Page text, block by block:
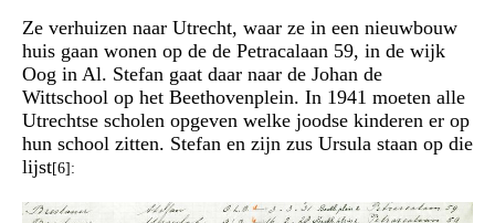
Ze verhuizen naar Utrecht, waar ze in een nieuwbouw
huis gaan wonen op de de Petracalaan 59, in de wijk
Oog in Al. Stefan gaat daar naar de Johan de
Wittschool op het Beethovenplein. In 1941 moeten alle
Utrechtse scholen opgeven welke joodse kinderen er op
hun school zitten. Stefan en zijn zus Ursula staan op die
lijst[6]: